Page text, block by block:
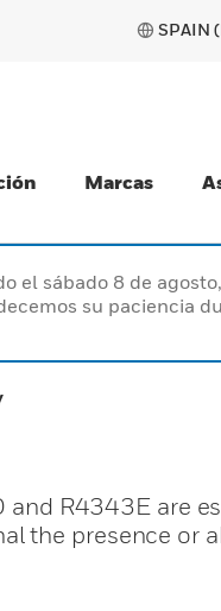
SPAIN
Marcas
sábado 8 de
su paciencia
R4343E are
the presence or